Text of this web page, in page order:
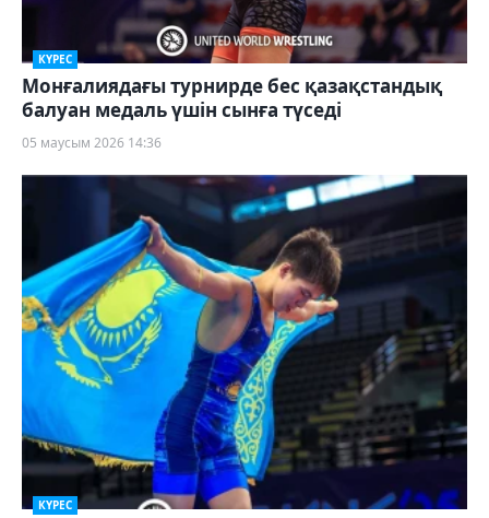
КҮРЕС
Монғалиядағы турнирде бес қазақстандық
балуан медаль үшін сынға түседі
05 маусым 2026 14:36
КҮРЕС